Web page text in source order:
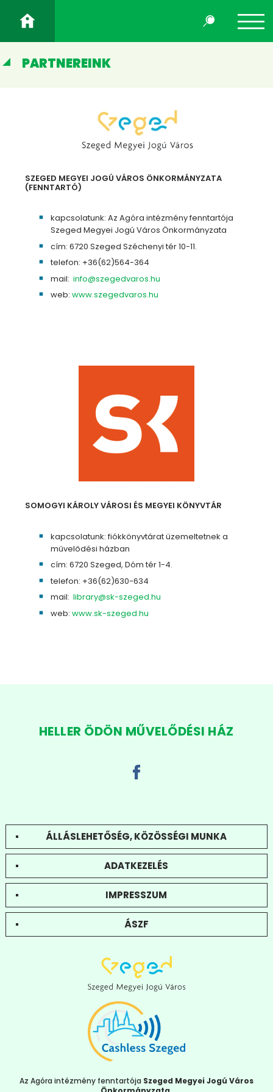
PARTNEREINK
SZEGED MEGYEI JOGÚ VÁROS ÖNKORMÁNYZATA
(FENNTARTÓ)
kapcsolatunk: Az Agóra intézmény fenntartója
Szeged Megyei Jogú Város Önkormányzata
cím: 6720 Szeged Széchenyi tér 10-11.
telefon: +36(62)564-364
mail: info@szegedvaros.hu
web: www.szegedvaros.hu
SOMOGYI KÁROLY VÁROSI ÉS MEGYEI KÖNYVTÁR
kapcsolatunk: fiókkönyvtárat üzemeltetnek a
művelődési házban
cím: 6720 Szeged, Dóm tér 1-4.
telefon: +36(62)630-634
mail: library@sk-szeged.hu
web: www.sk-szeged.hu
HELLER ÖDÖN MŰVELŐDÉSI HÁZ
ÁLLÁSLEHETŐSÉG, KÖZÖSSÉGI MUNKA
ADATKEZELÉS
IMPRESSZUM
ÁSZF
Az Agóra intézmény fenntartója Szeged Megyei Jogú Város